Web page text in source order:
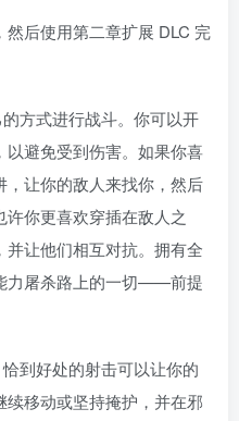
后使用第二章扩展 DLC 完
方式进行战斗。你可以开
避免受到伤害。如果你喜
让你的敌人来找你，然后
你更喜欢穿插在敌人之
让他们相互对抗。拥有全
力屠杀路上的一切——前提
到好处的射击可以让你的
移动或坚持掩护，并在邪